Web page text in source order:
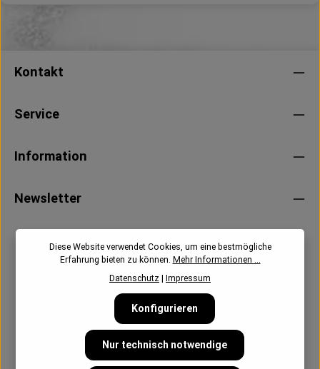
Kontakt
Service
Information
Newsletter
Diese Website verwendet Cookies, um eine bestmögliche
Erfahrung bieten zu können. Mehr Informationen ...
Datenschutz | Impressum
Nur technisch notwendige
Konfigurieren